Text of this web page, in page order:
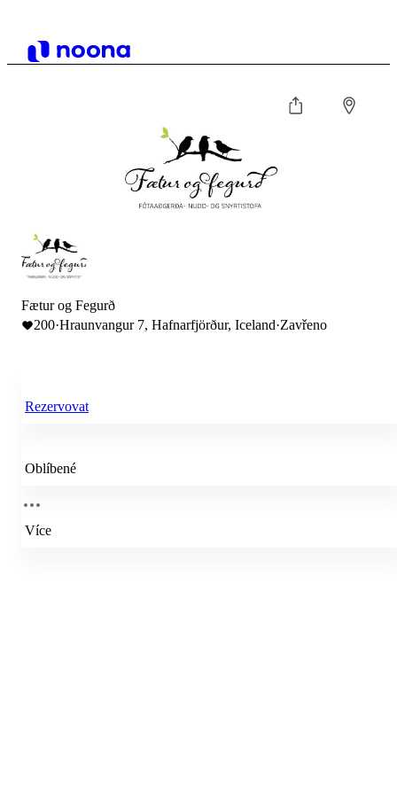
Fætur og Fegurð
200·Hraunvangur 7, Hafnarfjörður, Iceland·Zavřeno
Rezervovat
Oblíbené
Více